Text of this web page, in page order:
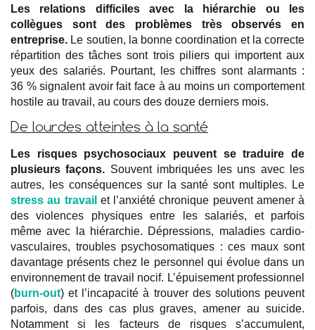
Les relations difficiles avec la hiérarchie ou les
collègues sont des problèmes très observés en
entreprise. Le soutien, la bonne coordination et la correcte
répartition des tâches sont trois piliers qui importent aux
yeux des salariés. Pourtant, les chiffres sont alarmants :
36 % signalent avoir fait face à au moins un comportement
hostile au travail, au cours des douze derniers mois.
De lourdes atteintes à la santé
Les risques psychosociaux peuvent se traduire de
plusieurs façons. Souvent imbriquées les uns avec les
autres, les conséquences sur la santé sont multiples. Le
stress au travail et l’anxiété chronique peuvent amener à
des violences physiques entre les salariés, et parfois
même avec la hiérarchie. Dépressions, maladies cardio-
vasculaires, troubles psychosomatiques : ces maux sont
davantage présents chez le personnel qui évolue dans un
environnement de travail nocif. L’épuisement professionnel
(burn-out) et l’incapacité à trouver des solutions peuvent
parfois, dans des cas plus graves, amener au suicide.
Notamment si les facteurs de risques s’accumulent,